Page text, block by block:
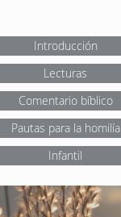
Introducción
Lecturas
Comentario bíblico
Pautas para la homilía
Infantil